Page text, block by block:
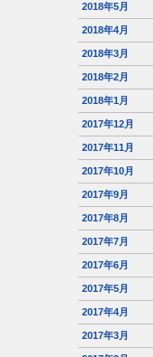
2018年5月
2018年4月
2018年3月
2018年2月
2018年1月
2017年12月
2017年11月
2017年10月
2017年9月
2017年8月
2017年7月
2017年6月
2017年5月
2017年4月
2017年3月